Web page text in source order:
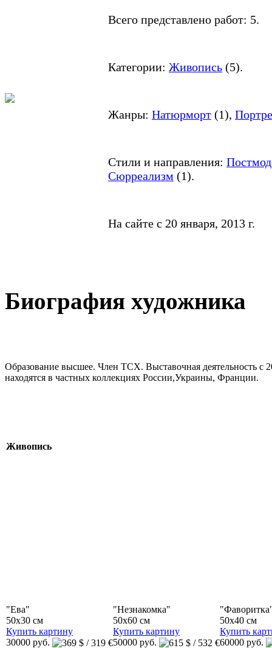
Всего представлено работ: 5.
Категории: Живопись (5).
Жанры: Натюрморт (1),
Стили и направления:
Сюрреализм (1).
На сайте с 20 января, 2013 г.
Биография художника
Образование высшее. Член ТСХ. Выставочная деятельность с
находятся в частных коллекциях России,Украины, Франции.
Живопись
"Ева"
50x30 см
Купить картину
30000 руб.
"Незнакомка"
50x60 см
Купить картину
50000 руб.
50x40 см
Купить
60000 руб.